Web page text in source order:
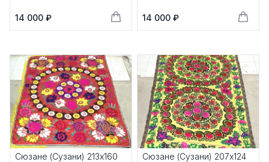
14 000 ₽ 14 000 ₽
Сюзане (Сузани) 213x160 Сюзане (Сузани) 207x124